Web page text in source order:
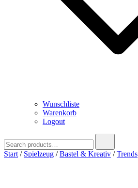
Wunschliste
Warenkorb
Logout
for:
Start / Spielzeug /Bastel & Kreativ /Trends